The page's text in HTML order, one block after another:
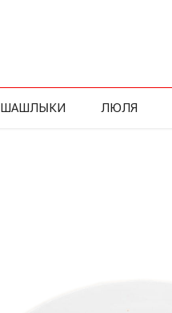
ШАШЛЫКИ ЛЮЛЯ